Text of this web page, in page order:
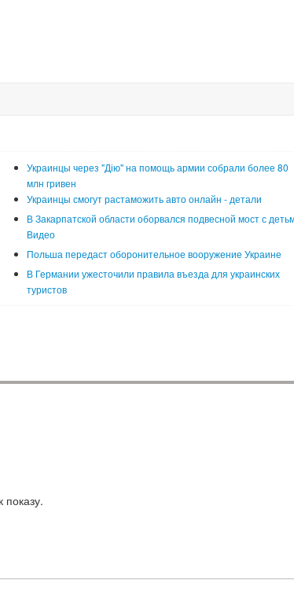
Украинцы через "Дію" на помощь армии собрали более 80
млн гривен
Украинцы смогут растаможить авто онлайн - детали
В Закарпатской области оборвался подвесной мост с
Видео
Польша передаст оборонительное вооружение Украине
В Германии ужесточили правила въезда для украинских
туристов